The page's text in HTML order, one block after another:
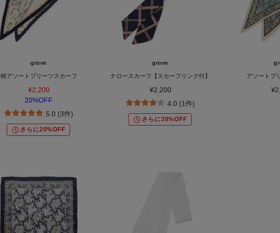
grove
柄アソートプリーツスカーフ
¥2,200
20%OFF
5.0 (3件)
さらに20%OFF
grove
ナロースカーフ【スカーフリング付】
¥2,200
4.0 (1件)
さらに30%OFF
アソートプ